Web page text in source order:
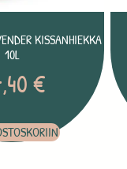
KISSANHIEKKA
10L
€